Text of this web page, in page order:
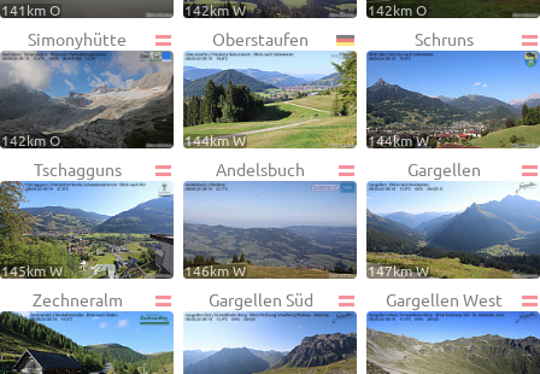
141km O 142km W 142km O
Simonyhütte
142km O
Oberstaufen
144km W
Schruns
144km W
Tschagguns
145km W
Andelsbuch
146km W
Gargellen
147km W
Zechneralm Gargellen Süd Gargellen West